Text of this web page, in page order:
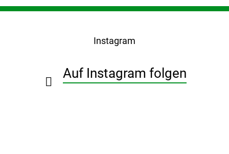
F
Instagram
Auf Instagram folgen